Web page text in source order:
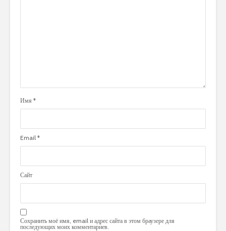
Имя *
Email *
Сайт
Сохранить моё имя, email и адрес сайта в этом браузере для
последующих моих комментариев.